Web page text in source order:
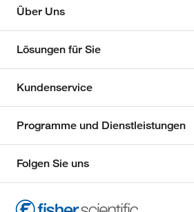
Über Uns
Lösungen für Sie
Kundenservice
Programme und Dienstleistungen
Folgen Sie uns